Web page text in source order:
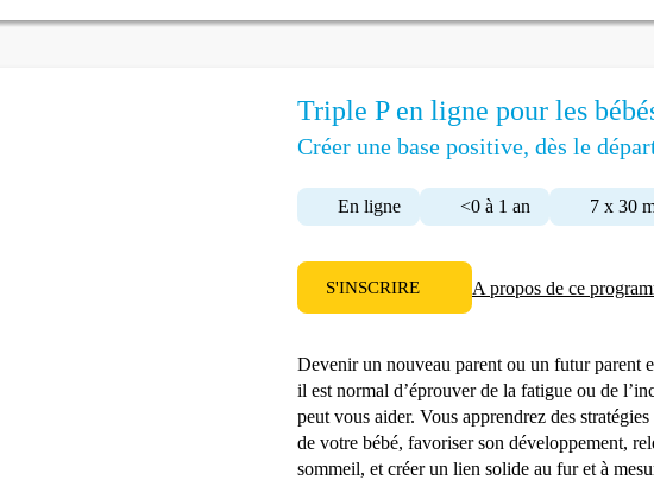
Triple P en ligne pour les
Créer une base positive, dès le
En ligne <0 à 1 an 7 x 30
S'INSCRIRE A propos de ce
Devenir un nouveau parent ou un futur parent
il est normal d’éprouver de la fatigue ou de
peut vous aider. Vous apprendrez des
de votre bébé, favoriser son développement,
sommeil, et créer un lien solide au fur et à